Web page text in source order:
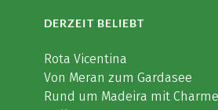
DERZEIT BELIEBT
Rota Vicentina
Von Meran zum Gardasee
Rund um Madeira mit Charme